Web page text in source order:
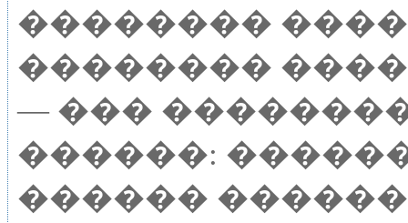
��������
��������
— ���
������:
������